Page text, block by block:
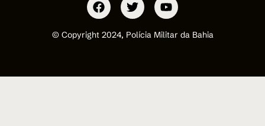
© Copyright 2024, Polícia Militar da Bahia